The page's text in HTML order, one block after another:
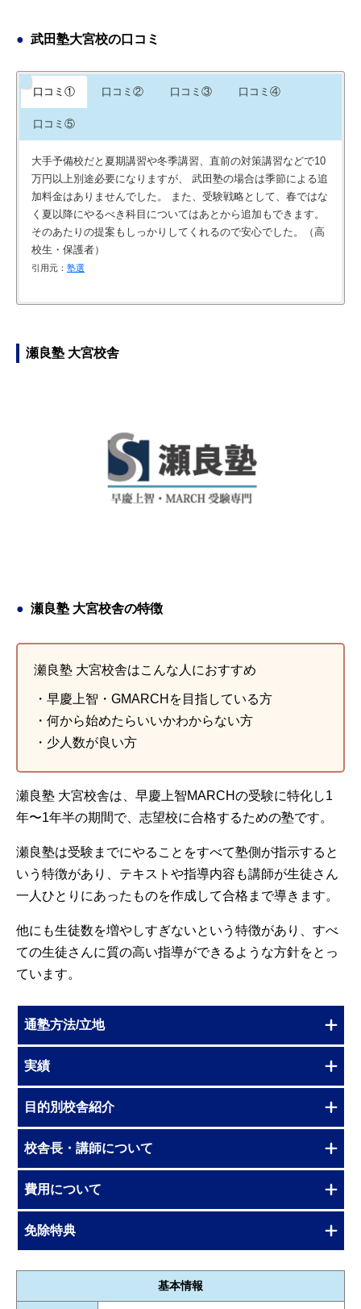
武田塾大宮校の口コミ
口コミ① 口コミ② 口コミ③ 口コミ④
口コミ⑤
大手予備校だと夏期講習や冬季講習、直前の対策講習などで10
万円以上別途必要になりますが、 武田塾の場合は季節による追
加料金はありませんでした。 また、受験戦略として、春ではな
く夏以降にやるべき科目についてはあとから追加もできます。
そのあたりの提案もしっかりしてくれるので安心でした。（高
校生・保護者）
引用元： 塾選
からの距離もそう遠くなく、近くに大きな本屋やコンビニ、 銀
行、郵便局、ハローワークもあるので利便性には目を見張ると
す。 塾の自習に重きを置くという方針も私の流儀と重なるもの
があり、 馬のクソみたいな授業をする他の予備校とは違い 金
魚のフンのように講師がマンツーマンで指導してくれます。 塾
長は空手がめっちゃ強え。 過去の自分と決別し、新しく生まれ
変わりたい人は是非武田塾に入るべきです。
溢れる真面目な生徒にとっては良い場所だと思います。 星1つ
減らしたのは…大地震がきたとき大丈夫かしら？とその不安で
個別指導の塾の中ではかなり1人に対して手厚い対応だったと
思います。 講師の方との距離が近いので相談がしやすくてとて
ます コース・カリキュラムや教材 一つの教材を選定しやり遂
げるところ 講師の教え方や対応 結果イメージしていた効果が
（ほか生徒の様子や授業外の対応など） 雰囲気についてはわか
らない 入塾した決め手 講師の方の熱量がすごかったので 初め
て来校した際の面談担当者の様子・印象 誠意があり信頼できそ
テラコヤプラス
瀬良塾 大宮校舎
瀬良塾 大宮校舎の特徴
瀬良塾 大宮校舎はこんな人におすすめ
・早慶上智・GMARCHを目指している方
・何から始めたらいいかわからない方
・少人数が良い方
瀬良塾 大宮校舎は、早慶上智MARCHの受験に特化し1
年〜1年半の期間で、志望校に合格するための塾です。
瀬良塾は受験までにやることをすべて塾側が指示すると
いう特徴があり、テキストや指導内容も講師が生徒さん
一人ひとりにあったものを作成して合格まで導きます。
他にも生徒数を増やしすぎないという特徴があり、すべ
ての生徒さんに質の高い指導ができるような方針をとっ
ています。
通塾方法/立地
実績
目的別校舎紹介
校舎長・講師について
費用について
免除特典
基本情報